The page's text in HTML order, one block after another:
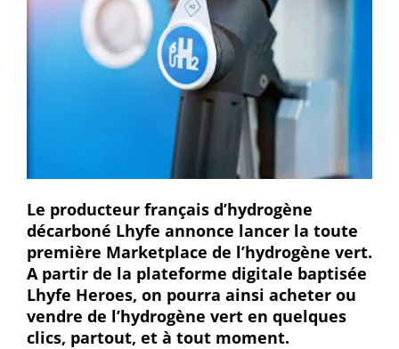
Le producteur français d’hydrogène
décarboné Lhyfe annonce lancer la toute
première Marketplace de l’hydrogène vert.
A partir de la plateforme digitale baptisée
Lhyfe Heroes, on pourra ainsi acheter ou
vendre de l’hydrogène vert en quelques
clics, partout, et à tout moment.